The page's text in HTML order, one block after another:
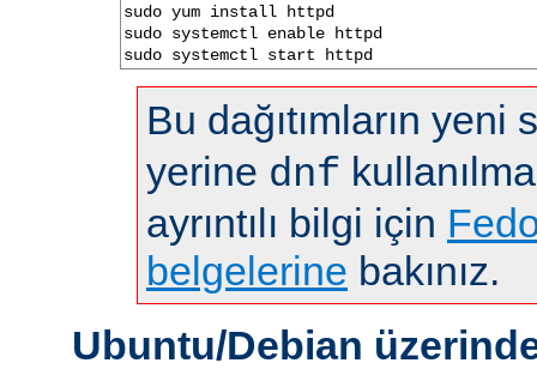
sudo yum install httpd
sudo systemctl enable httpd
sudo systemctl start httpd
Bu dağıtımların
yerine dnf
ayrıntılı bilgi için
belgelerine bakınız.
Ubuntu/Debian